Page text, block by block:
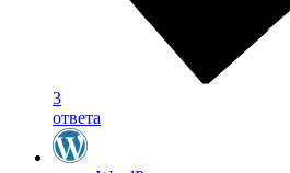
3
ответа